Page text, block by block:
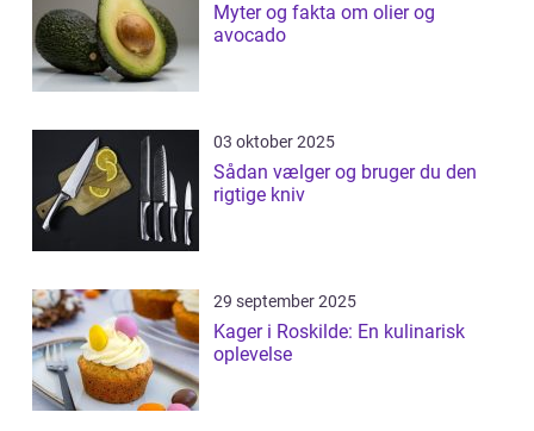
Myter og fakta om olier og
avocado
03 oktober 2025
Sådan vælger og bruger du den
rigtige kniv
29 september 2025
Kager i Roskilde: En kulinarisk
oplevelse